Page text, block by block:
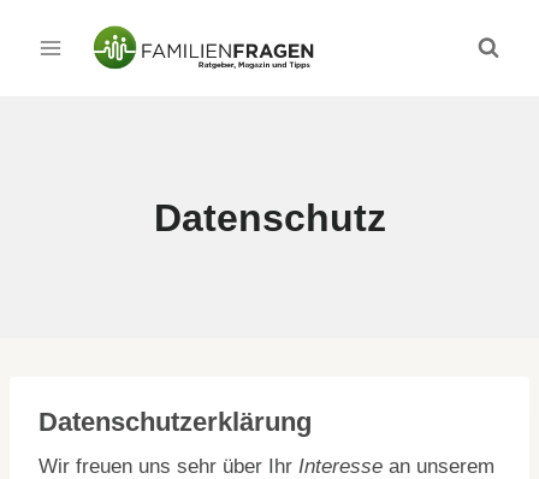
Inhalt
Datenschutz
Datenschutzerklärung
Wir freuen uns sehr über Ihr Interesse an unserem